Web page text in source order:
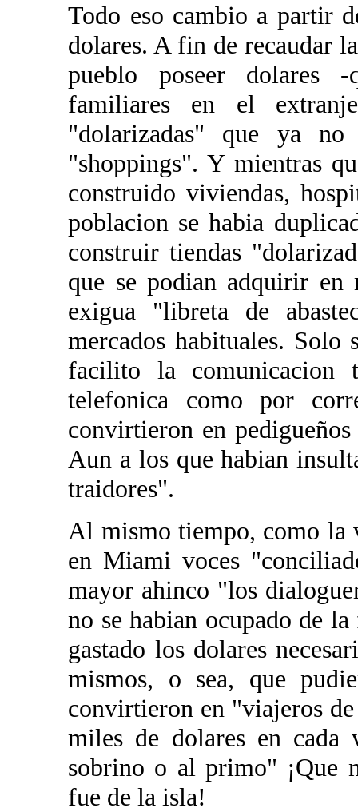
Todo eso cambio a partir
dolares. A fin de recaudar
pueblo poseer dolares
familiares en el
"dolarizadas" que ya
"shoppings". Y mientras
construido viviendas,
poblacion se habia
construir tiendas
que se podian adquirir
exigua "libreta de
mercados habituales. Solo
facilito la comunicacion
telefonica como por
convirtieron en
Aun a los que habian
traidores".
Al mismo tiempo, como la
en Miami voces
mayor ahinco "los
no se habian ocupado de
gastado los dolares
mismos, o sea, que
convirtieron en "viajeros
miles de dolares en cada
sobrino o al primo" ¡Que
fue de la isla!